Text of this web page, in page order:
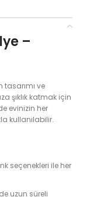
–
tasarımı ve
şıklık katmak için
evinizin her
kullanılabilir.
seçenekleri ile her
uzun süreli